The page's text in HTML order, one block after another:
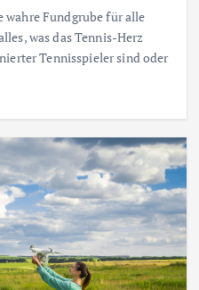
wahre Fundgrube für alle
was das Tennis-Herz
Tennisspieler sind oder